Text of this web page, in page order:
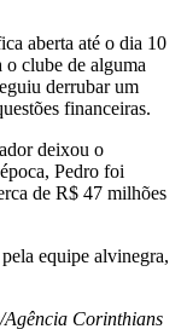
aberta até o dia 10
o clube de alguma
derrubar um
financeiras.
deixou o
Pedro foi
de R$ 47 milhões
equipe alvinegra,
Corinthians